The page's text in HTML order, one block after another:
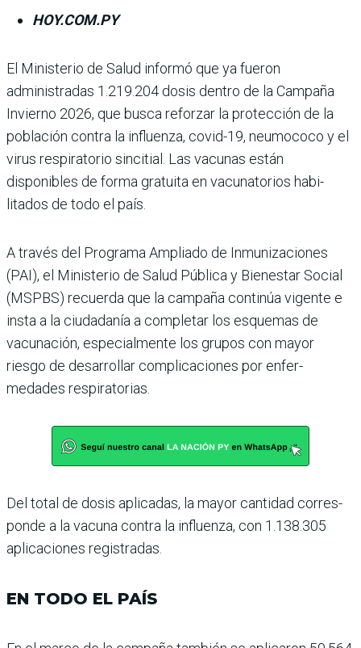
HOY.COM.PY
El Ministerio de Salud informó que ya fue­ron
administradas 1.219.204 dosis dentro de la Campaña
Invierno 2026, que busca reforzar la protección de la
población contra la influenza, covid-19, neumococo y el
virus respiratorio sincitial. Las vacu­nas están
disponibles de forma gratuita en vacunatorios habi­
litados de todo el país.
A través del Programa Ampliado de Inmunizacio­nes
(PAI), el Ministerio de Salud Pública y Bienestar Social
(MSPBS) recuerda que la campaña continúa vigente e
insta a la ciudadanía a com­pletar los esquemas de
vacuna­ción, especialmente los grupos con mayor
riesgo de desarro­llar complicaciones por enfer­
medades respiratorias.
Del total de dosis aplicadas, la mayor cantidad corres­
ponde a la vacuna contra la influenza, con 1.138.305
apli­caciones registradas.
EN TODO EL PAÍS